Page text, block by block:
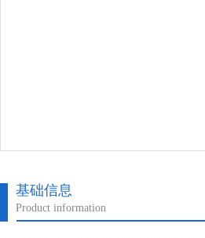
基础信息
Product information